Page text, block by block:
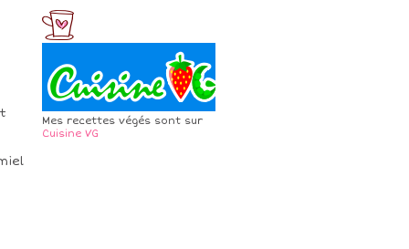
Mes recettes végés sont sur
Cuisine VG